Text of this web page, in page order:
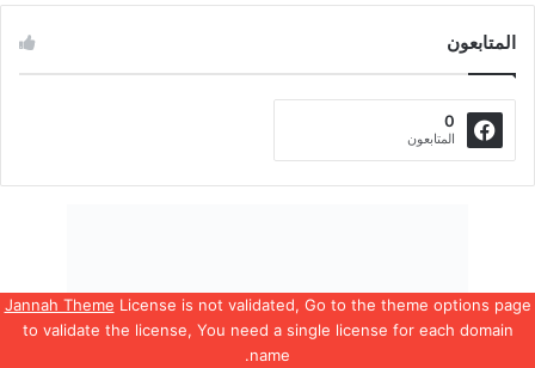
Jannah Theme License is not validated, Go to the theme options page
to validate the license, You need a single license for each domain
name.
المتابعون
0
المتابعون